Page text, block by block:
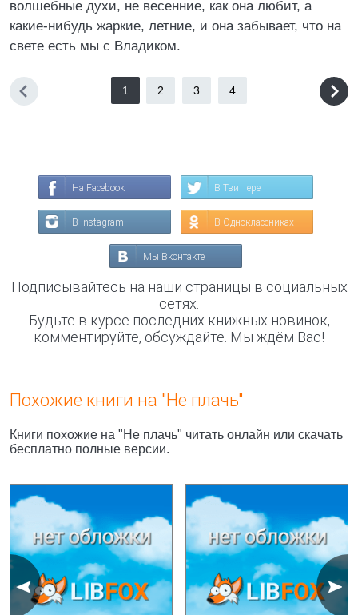
волшебные духи, не весенние, как она любит, а
какие-нибудь жаркие, летние, и она забывает, что на
свете есть мы с Владиком.
1 2 3 4
На Facebook В Твиттере
В Instagram В Одноклассниках
Мы Вконтакте
Подписывайтесь на наши страницы в социальных
сетях.
Будьте в курсе последних книжных новинок,
комментируйте, обсуждайте. Мы ждём Вас!
Похожие книги на "Не плачь"
Книги похожие на "Не плачь" читать онлайн или скачать
бесплатно полные версии.